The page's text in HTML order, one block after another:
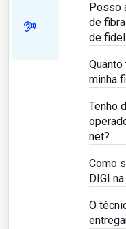
Posso
de
de
minha
Tenho
net?
Como
DIGI
O